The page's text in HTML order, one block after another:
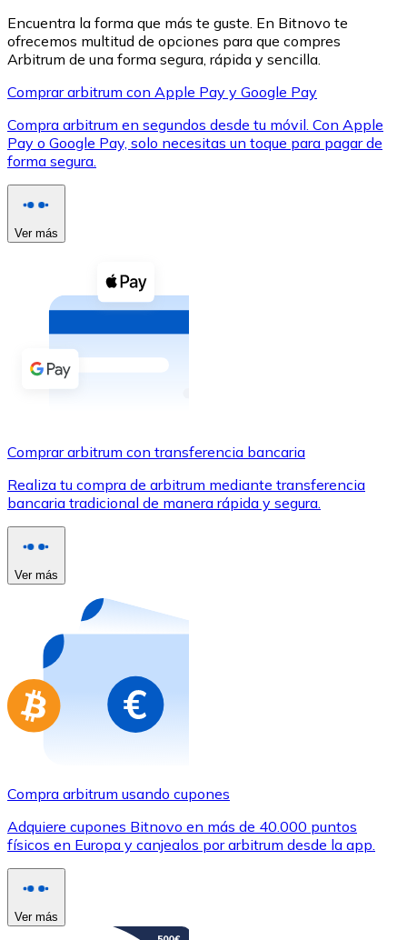
XRP
XRP
Ver todo
Compra criptomonedas con efectivo en tu tienda más
Comprar con efectivo
Transferencia SEPA
Utiliza tarjetas Visa y Mastercard para comprar
Comprar con tarjeta
Compra tarjetas regalo de tus marcas favoritas con
Ir a la tienda de tarjetas regalo
Encuentra la forma que más te guste. En Bitnovo te
ofrecemos multitud de opciones para que compres
Arbitrum de una forma segura, rápida y sencilla.
Comprar arbitrum con Apple Pay y Google Pay
Compra arbitrum en segundos desde tu móvil. Con Apple
Pay o Google Pay, solo necesitas un toque para pagar de
forma segura.
Ver más
Comprar arbitrum con transferencia bancaria
Realiza tu compra de arbitrum mediante transferencia
bancaria tradicional de manera rápida y segura.
Ver más
Compra arbitrum usando cupones
Adquiere cupones Bitnovo en más de 40.000 puntos
físicos en Europa y canjealos por arbitrum desde la app.
Ver más